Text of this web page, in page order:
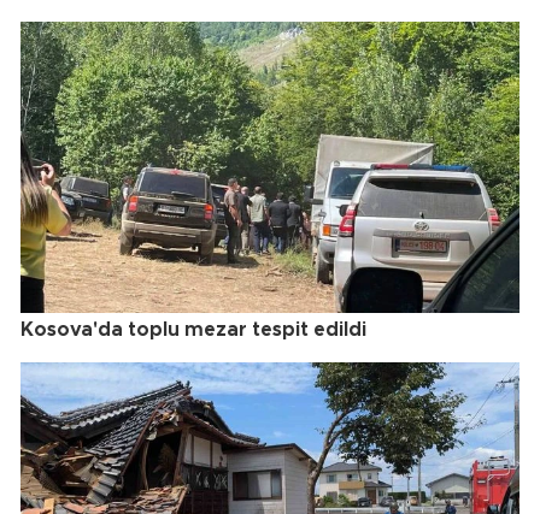
Kosova'da toplu mezar tespit edildi